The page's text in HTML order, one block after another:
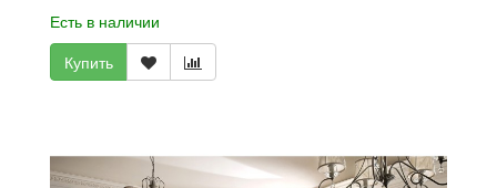
Есть в наличии
Купить